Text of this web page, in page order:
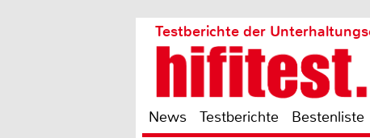
Testberichte der
News Testberichte Bestenliste